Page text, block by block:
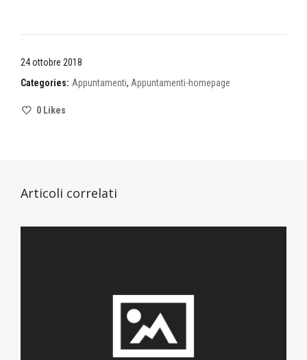
24 ottobre 2018
Categories: Appuntamenti, Appuntamenti-homepage
0 Likes
Articoli correlati